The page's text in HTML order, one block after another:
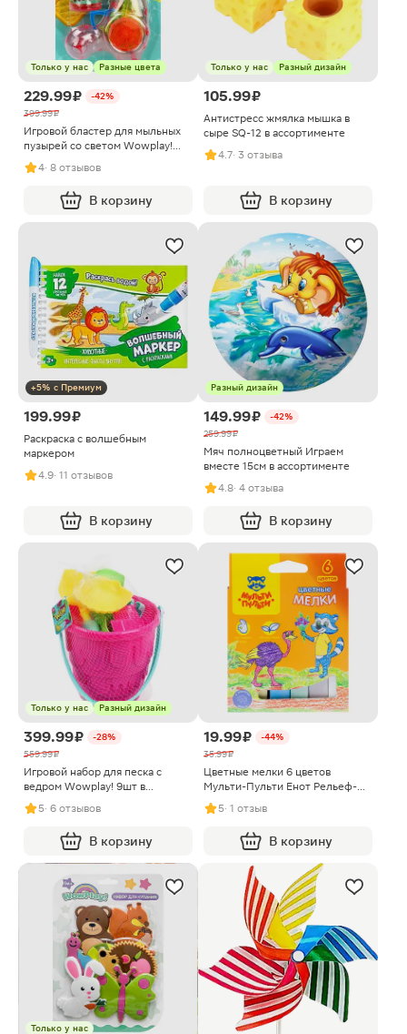
Только у нас Разные цвета
229.99 ₽
-42%
399.99 ₽
Игровой бластер для мыльных
пузырей со светом Wowplay!
40мл в ассортименте
4· 8 отзывов
В корзину
Только у нас Разный дизайн
105.99 ₽
Антистресс жмялка мышка в
сыре SQ-12 в ассортименте
4.7· 3 отзыва
В корзину
+5% с Премиум
199.99 ₽
Раскраска с волшебным
маркером
4.9· 11 отзывов
В корзину
Разный дизайн
149.99 ₽
-42%
259.99 ₽
Мяч полноцветный Играем
вместе 15см в ассортименте
4.8· 4 отзыва
В корзину
Только у нас Разный дизайн
399.99 ₽
-28%
559.99 ₽
Игровой набор для песка с
ведром Wowplay! 9шт в
ассортименте
5· 6 отзывов
В корзину
19.99 ₽
-44%
35.99 ₽
Цветные мелки 6 цветов
Мульти-Пульти Енот Рельеф-
Центр
5· 1 отзыв
В корзину
Только у нас